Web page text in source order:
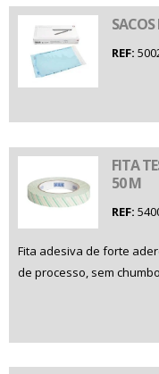
REF:
FITA
50 M
REF:
Fita adesiva de forte
de processo, sem